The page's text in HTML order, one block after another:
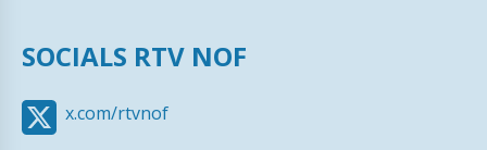
SOCIALS RTV NOF
x.com/rtvnof